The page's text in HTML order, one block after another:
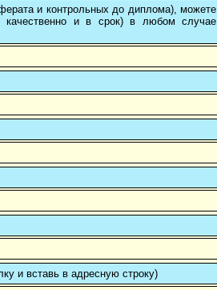
и контрольных до диплома), можете
качественно и в срок) в любом случае
и вставь в адресную строку)